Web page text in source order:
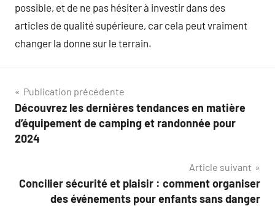
possible, et de ne pas hésiter à investir dans des
articles de qualité supérieure, car cela peut vraiment
changer la donne sur le terrain.
Navigation
de
l’article
Publication précédente
Découvrez les dernières tendances en matière
d’équipement de camping et randonnée pour
2024
Article suivant
Concilier sécurité et plaisir : comment organiser
des événements pour enfants sans danger